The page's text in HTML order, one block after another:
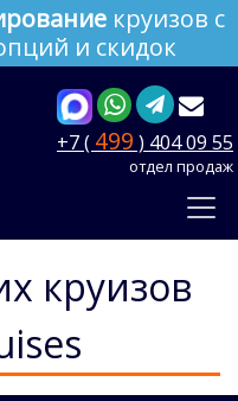
круизов с
и скидок
+7 ( 499 ) 404 09 55
отдел продаж
круизов